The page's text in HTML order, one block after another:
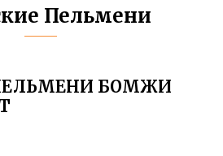
Пельмени
БОМЖИ